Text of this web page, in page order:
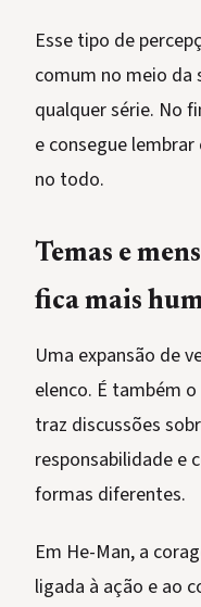
Esse tipo de
comum no meio da
qualquer série. No
e consegue
no todo.
Temas e
fica mais
Uma expansão de
elenco. É também
traz discussões
responsabilidade e
formas diferentes.
Em He-Man, a
ligada à ação e ao